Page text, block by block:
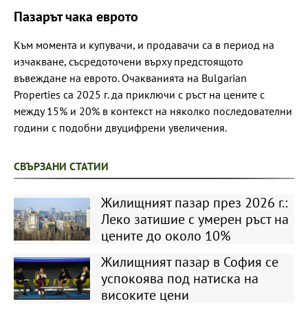
Пазарът чака еврото
Към момента и купувачи, и продавачи са в период на
изчакване, съсредоточени върху предстоящото
въвеждане на еврото. Очакванията на Bulgarian
Properties са 2025 г. да приключи с ръст на цените с
между 15% и 20% в контекст на няколко последователни
години с подобни двуцифрени увеличения.
СВЪРЗАНИ СТАТИИ
Жилищният пазар през 2026 г.:
Леко затишие с умерен ръст на
цените до около 10%
Жилищният пазар в София се
успокоява под натиска на
високите цени